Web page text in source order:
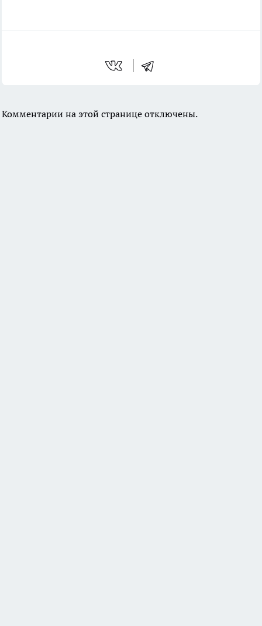
Комментарии на этой странице отключены.